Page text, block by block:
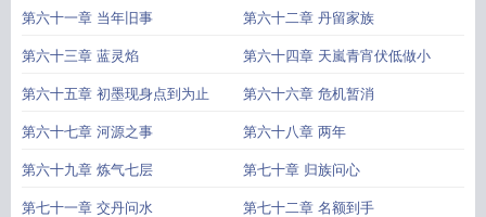
第六十一章 当年旧事 第六十二章 丹留家族
第六十三章 蓝灵焰 第六十四章 天嵐青宵伏低做小
第六十五章 初墨现身点到为止 第六十六章 危机暂消
第六十七章 河源之事 第六十八章 两年
第六十九章 炼气七层 第七十章 归族问心
第七十一章 交丹问水 第七十二章 名额到手